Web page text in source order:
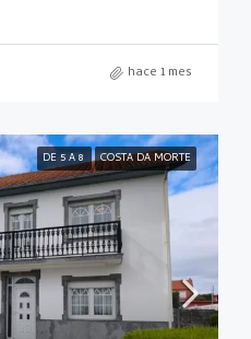
hace 1 mes
DE 5 A 8 COSTA DA MORTE